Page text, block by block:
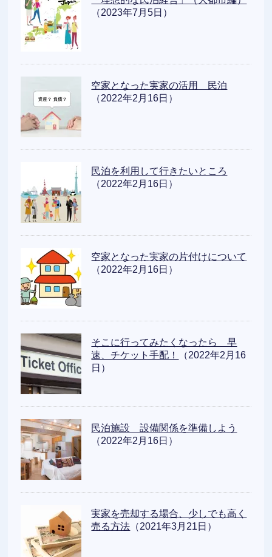
（2023年7月5日）
空家となった実家の活用 民泊
（2022年2月16日）
民泊を利用して行きたいところ
（2022年2月16日）
空家となった実家の片付けについて
（2022年2月16日）
そこに行ってみたくなったら 早
速、チケット手配！
（2022年2月16
日）
民泊施設 設備関係を準備しよう
（2022年2月16日）
実家を売却する場合、少しでも高く
売る方法 （2021年3月21日）